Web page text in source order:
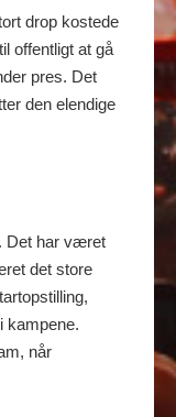
drop kostede
offentligt at gå
pres. Det
den elendige
Det har været
det store
kampene.
når